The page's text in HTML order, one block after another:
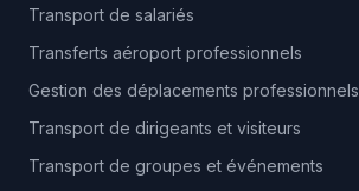
Transport de salariés
Transferts aéroport professionnels
Gestion des déplacements professionnels
Transport de dirigeants et visiteurs
Transport de groupes et événements